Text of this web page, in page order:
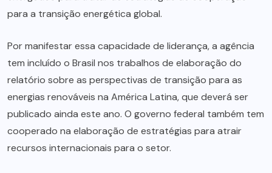
para a transição energética global.
Por manifestar essa capacidade de liderança, a agência
tem incluído o Brasil nos trabalhos de elaboração do
relatório sobre as perspectivas de transição para as
energias renováveis na América Latina, que deverá ser
publicado ainda este ano. O governo federal também tem
cooperado na elaboração de estratégias para atrair
recursos internacionais para o setor.